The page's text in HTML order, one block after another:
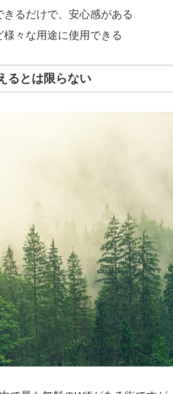
るだけで、安心感がある
々な用途に使用できる
るとは限らない